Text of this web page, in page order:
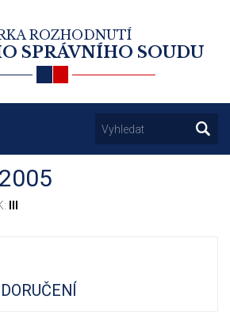
ROZHODNUTÍ
SPRÁVNÍHO SOUDU